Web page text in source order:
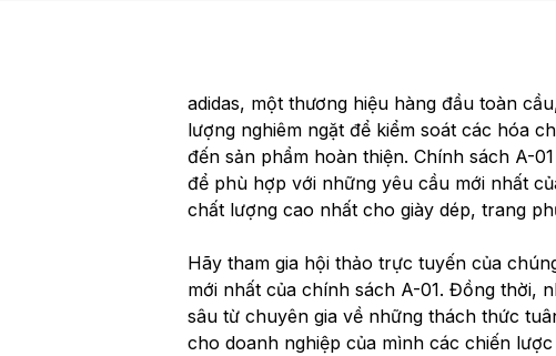
adidas, một thương hiệu hàng đầu toàn
lượng nghiêm ngặt để kiểm soát các hóa
đến sản phẩm hoàn thiện. Chính sách A-
để phù hợp với những yêu cầu mới nhất
chất lượng cao nhất cho giày dép, trang
Hãy tham gia hội thảo trực tuyến của
mới nhất của chính sách A-01. Đồng thời,
sâu từ chuyên gia về những thách thức
cho doanh nghiệp của mình các chiến